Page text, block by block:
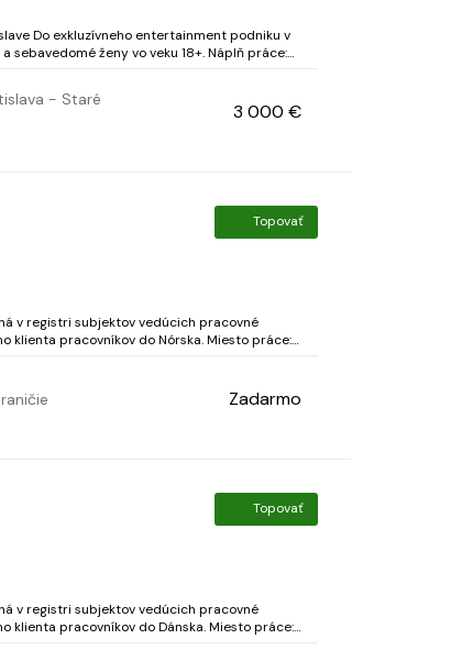
v
ženy vo veku 18+. Náplň práce:
- Staré
3 000 €
Topovať
v registri subjektov vedúcich pracovné
pracovníkov do Nórska. Miesto práce:
Zadarmo
Topovať
v registri subjektov vedúcich pracovné
pracovníkov do Dánska. Miesto práce: